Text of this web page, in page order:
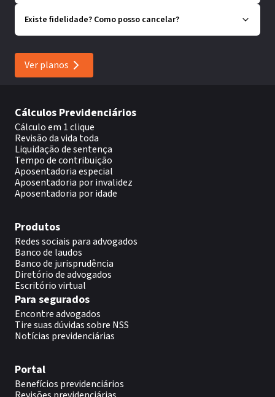
Existe fidelidade? Como posso cancelar?
Ver planos
Cálculos Previdenciários
Cálculo em 1 clique
Revisão da vida toda
Liquidação de sentença
Tempo de contribuição
Aposentadoria especial
Aposentadoria por invalidez
Aposentadoria por idade
Produtos
Redes sociais para advogados
Banco de laudos
Banco de jurisprudência
Diretório de advogados
Escritório virtual
Para segurados
Encontre advogados
Tire suas dúvidas sobre NSS
Notícias previdenciárias
Portal
Benefícios previdenciários